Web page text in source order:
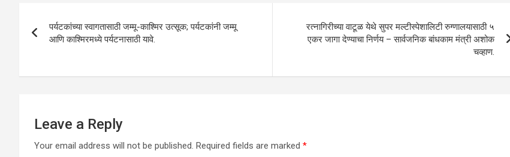
p
p
o
k
navigation
पर्यटकांच्या स्वागतासाठी जम्मू-काश्मिर उत्सूक; पर्यटकांनी जम्मू
आणि काश्मिरमध्ये पर्यटनासाठी यावे.
रत्नागिरीच्या वाटूळ येथे सुपर मल्टीस्पेशालिटी रुग्णालयासाठी ५
एकर जागा देण्याचा निर्णय – सार्वजनिक बांधकाम मंत्री अशोक
चव्हाण.
Leave a Reply
Your email address will not be published. Required fields are marked *